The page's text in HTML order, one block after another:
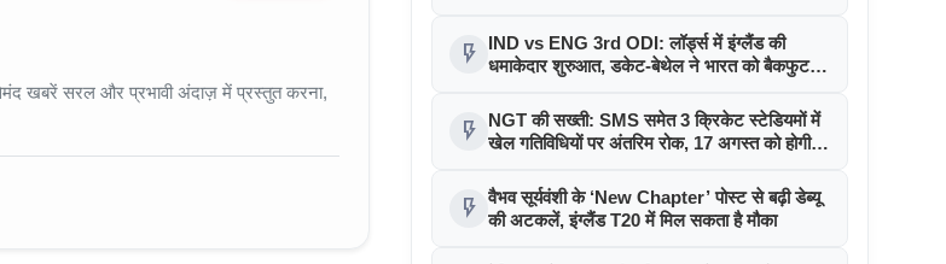
खबरें सरल और प्रभावी अंदाज़ में प्रस्तुत करना,
flash_on
IND vs ENG 3rd ODI: लॉर्ड्स में इंग्लैंड की
धमाकेदार शुरुआत, डकेट-बेथेल ने भारत को बैकफुट
flash_on
NGT की सख्ती: SMS समेत 3 क्रिकेट स्टेडियमों में
खेल गतिविधियों पर अंतरिम रोक, 17 अगस्त को होगी
flash_on वैभव सूर्यवंशी के ‘New Chapter’ पोस्ट से बढ़ी डेब्यू
की अटकलें, इंग्लैंड T20 में मिल सकता है मौका